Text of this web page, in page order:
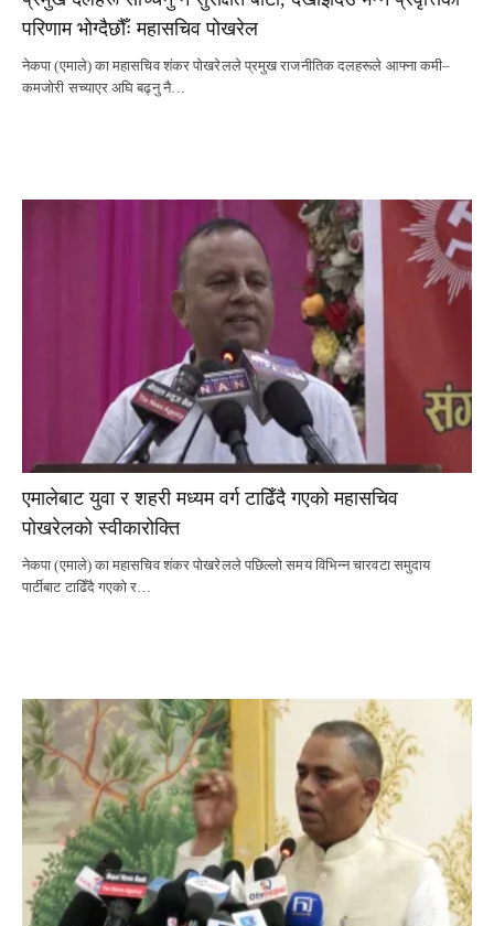
परिणाम भोग्दैछौँः महासचिव पोखरेल
नेकपा (एमाले) का महासचिव शंकर पोखरेलले प्रमुख राजनीतिक दलहरूले आफ्ना कमी–
कमजोरी सच्याएर अघि बढ्नु नै…
एमालेबाट युवा र शहरी मध्यम वर्ग टाढिँदै गएको महासचिव
पोखरेलको स्वीकारोक्ति
नेकपा (एमाले) का महासचिव शंकर पोखरेलले पछिल्लो समय विभिन्न चारवटा समुदाय
पार्टीबाट टाढिँदै गएको र…